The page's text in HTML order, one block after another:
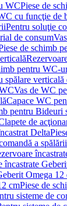
WCPiese de
cu funcţie de
Pentru soluţie
de consum
de schimb
pentru WC-
spălare verticală
Vas de WC
Capace WC
pentru Bideuri
de
Delta
a
încastrate
Omega 12
cmPiese de
sisteme de